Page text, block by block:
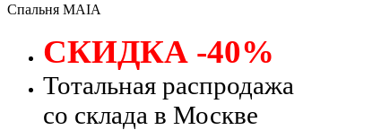
Спальня MAIA
СКИДКА -40%
Тотальная распродажа
со склада в Москве